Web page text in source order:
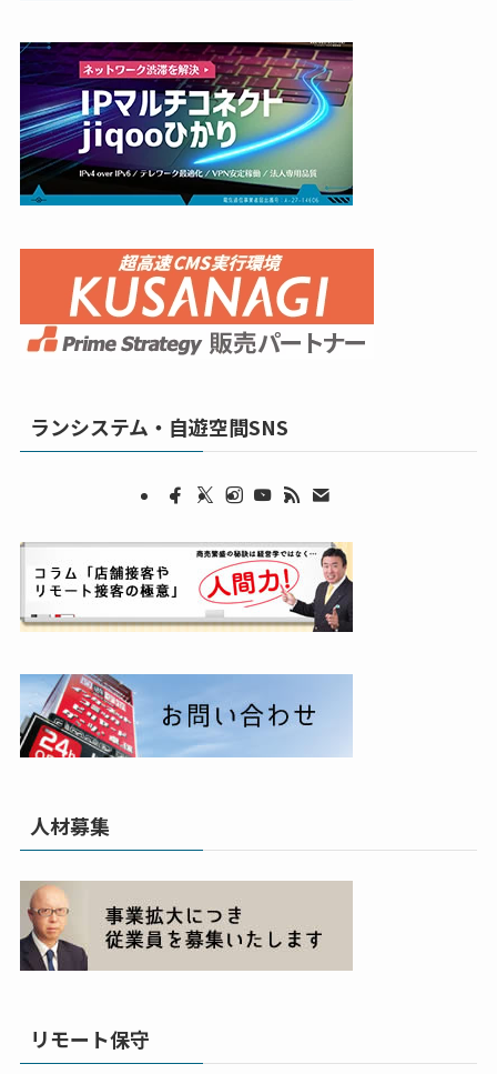
ランシステム・自遊空間SNS
人材募集
リモート保守